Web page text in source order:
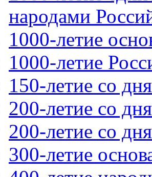
народами
1000-летие
1000-летие
150-летие со
200-летие со
200-летие со
300-летие